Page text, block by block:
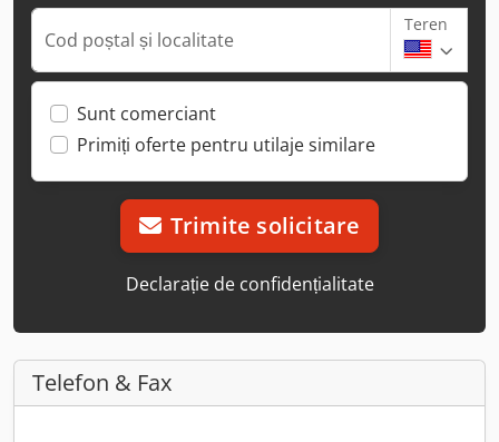
Cod poștal și localitate
Teren
Sunt comerciant
Primiți oferte pentru utilaje similare
Trimite solicitare
Declarație de confidențialitate
Telefon & Fax